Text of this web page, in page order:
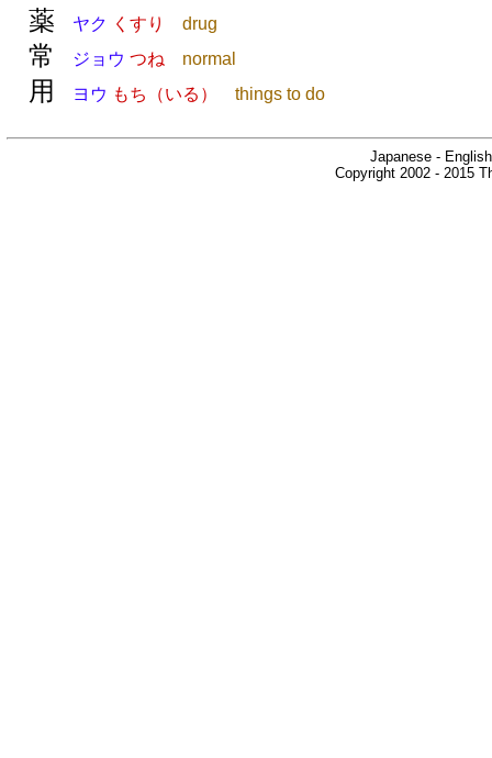
薬 ヤク くすり drug
常 ジョウ つね normal
用 ヨウ もち（いる） things to do
Japanese -
Copyright 2002 - 2015